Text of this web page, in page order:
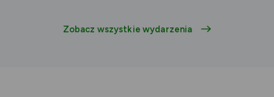
Zobacz wszystkie wydarzenia